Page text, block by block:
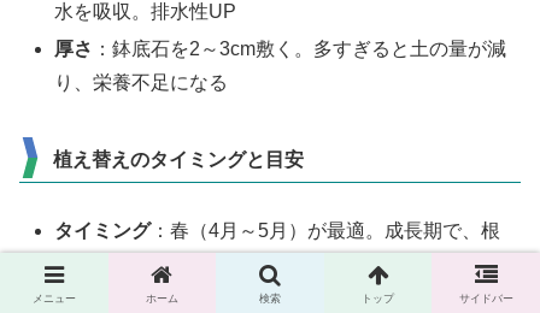
水を吸収。排水性UP
厚さ ：鉢底石を2～3cm敷く。多すぎると土の量が減
り、栄養不足になる
植え替えのタイミングと目安
タイミング：春（4月～5月）が最適。成長期で、根
が張りやすい
目安
：鉢底から根が出ている、水やり後すぐに土が
メニュー ホーム 検索 トップ サイドバー